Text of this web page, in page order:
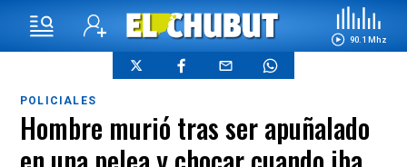
90.1 Mhz
POLICIALES
Hombre murió tras ser apuñalado